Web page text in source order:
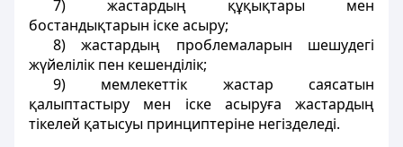
7) жастардың құқықтары мен
бостандықтарын iске асыру;
8) жастардың проблемаларын шешудегi
жүйелiлiк пен кешенділік;
9) мемлекеттік жастар саясатын
қалыптастыру мeн iскe асыруға жастардың
тiкелей қатысуы принциптерiне негiзделедi.